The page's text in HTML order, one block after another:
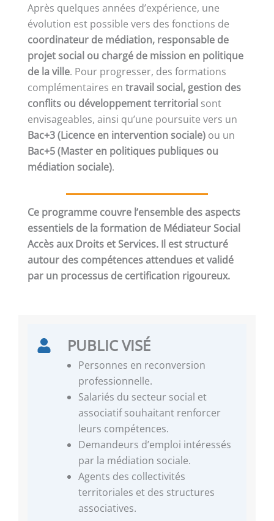
Après quelques années d’expérience, une
évolution est possible vers des fonctions de
coordinateur de médiation, responsable de
projet social ou chargé de mission en politique
de la ville. Pour progresser, des formations
complémentaires en travail social, gestion des
conflits ou développement territorial sont
envisageables, ainsi qu’une poursuite vers un
Bac+3 (Licence en intervention sociale) ou un
Bac+5 (Master en politiques publiques ou
médiation sociale).
Ce programme couvre l’ensemble des aspects
essentiels de la formation de Médiateur Social
Accès aux Droits et Services. Il est structuré
autour des compétences attendues et validé
par un processus de certification rigoureux.
PUBLIC VISÉ
Personnes en reconversion
professionnelle.
Salariés du secteur social et
associatif souhaitant renforcer
leurs compétences.
Demandeurs d’emploi intéressés
par la médiation sociale.
Agents des collectivités
territoriales et des structures
associatives.